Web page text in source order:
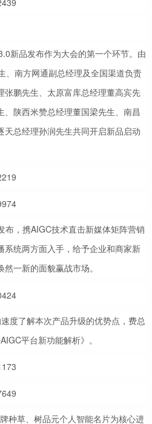
新品发布作为大会的第一个环节。由
、南方网通副总经理及全国渠道负责
张鹏先生、太原富库总经理董高宾先
陕西米赞总经理董国梁先生、南昌
总经理孙润先生共同开启新品启动
布，携AIGC技术直击新媒体矩阵营销
系统两方面入手，给予企业和商家新
一新的面貌赢战市场。
度了解本次产品升级的优势点，费总
平台新功能解析》。
种草、树品元个人智能名片为核心进